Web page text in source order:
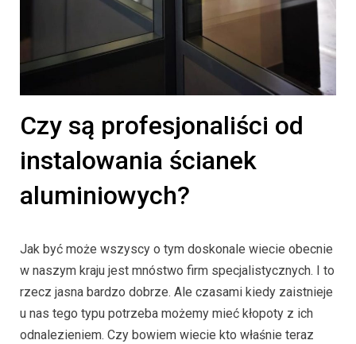
Czy są profesjonaliści od
instalowania ścianek
aluminiowych?
Jak być może wszyscy o tym doskonale wiecie obecnie
w naszym kraju jest mnóstwo firm specjalistycznych. I to
rzecz jasna bardzo dobrze. Ale czasami kiedy zaistnieje
u nas tego typu potrzeba możemy mieć kłopoty z ich
odnalezieniem. Czy bowiem wiecie kto właśnie teraz